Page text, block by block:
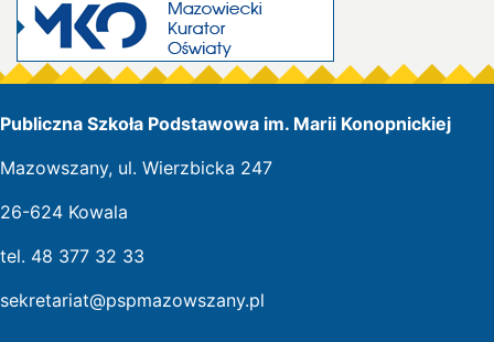
Publiczna Szkoła Podstawowa im. Marii Konopnickiej
Mazowszany, ul. Wierzbicka 247
26-624 Kowala
tel. 48 377 32 33
sekretariat@pspmazowszany.pl